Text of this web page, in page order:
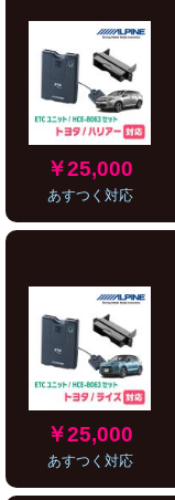
￥25,000
あすつく対応
￥25,000
あすつく対応